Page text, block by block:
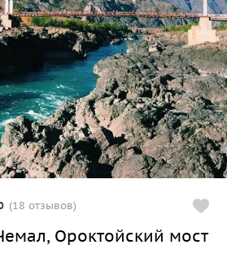
(18 отзывов)
Ороктойский мост